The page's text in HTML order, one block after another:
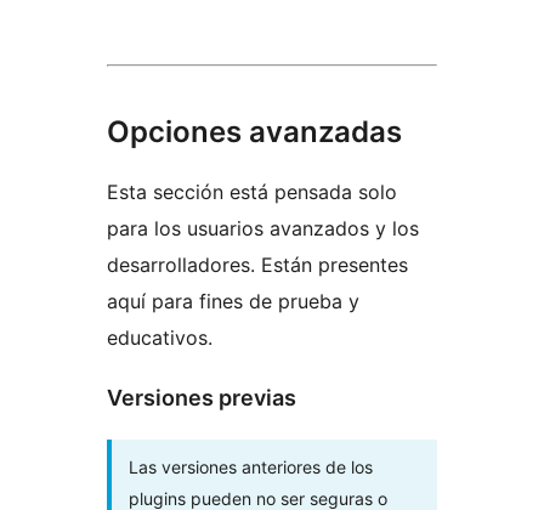
Opciones avanzadas
Esta sección está pensada solo
para los usuarios avanzados y los
desarrolladores. Están presentes
aquí para fines de prueba y
educativos.
Versiones previas
Las versiones anteriores de los
plugins pueden no ser seguras o